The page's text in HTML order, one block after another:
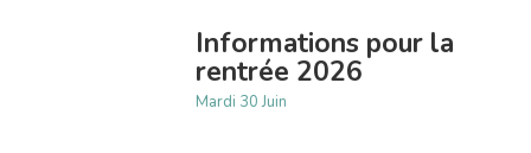
Informations pour la
rentrée 2026
Mardi 30 Juin